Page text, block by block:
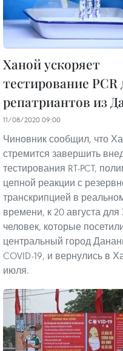
Ханой ускоряет
тестирование PCR
репатриантов из
11/08/2020 09:00
Чиновник сообщил, что
стремится завершить
тестирования RT-PCT,
цепной реакции с
транскрипцией в
времени, к 20 августа для
человек, которые
центральный город
COVID-19, и вернулись в
июля.